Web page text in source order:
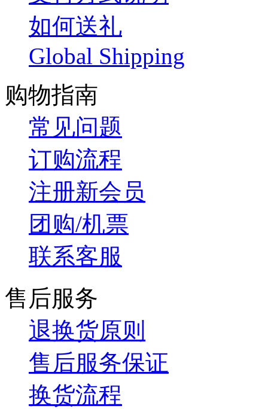
如何送礼
Global Shipping
购物指南
常见问题
订购流程
注册新会员
团购/机票
联系客服
售后服务
退换货原则
售后服务保证
换货流程